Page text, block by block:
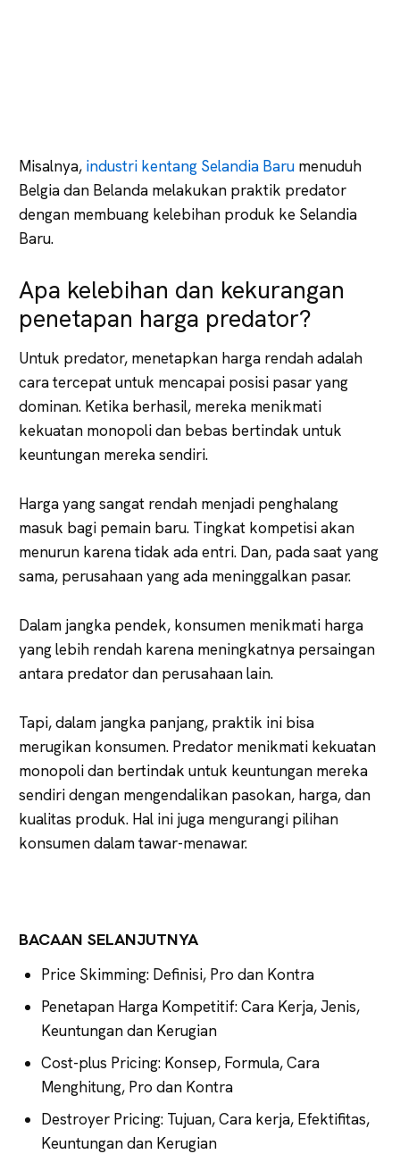
Misalnya, industri kentang Selandia Baru menuduh
Belgia dan Belanda melakukan praktik predator
dengan membuang kelebihan produk ke Selandia
Baru.
Apa kelebihan dan kekurangan
penetapan harga predator?
Untuk predator, menetapkan harga rendah adalah
cara tercepat untuk mencapai posisi pasar yang
dominan. Ketika berhasil, mereka menikmati
kekuatan monopoli dan bebas bertindak untuk
keuntungan mereka sendiri.
Harga yang sangat rendah menjadi penghalang
masuk bagi pemain baru. Tingkat kompetisi akan
menurun karena tidak ada entri. Dan, pada saat yang
sama, perusahaan yang ada meninggalkan pasar.
Dalam jangka pendek, konsumen menikmati harga
yang lebih rendah karena meningkatnya persaingan
antara predator dan perusahaan lain.
Tapi, dalam jangka panjang, praktik ini bisa
merugikan konsumen. Predator menikmati kekuatan
monopoli dan bertindak untuk keuntungan mereka
sendiri dengan mengendalikan pasokan, harga, dan
kualitas produk. Hal ini juga mengurangi pilihan
konsumen dalam tawar-menawar.
BACAAN SELANJUTNYA
Price Skimming: Definisi, Pro dan Kontra
Penetapan Harga Kompetitif: Cara Kerja, Jenis,
Keuntungan dan Kerugian
Cost-plus Pricing: Konsep, Formula, Cara
Menghitung, Pro dan Kontra
Destroyer Pricing: Tujuan, Cara kerja, Efektifitas,
Keuntungan dan Kerugian